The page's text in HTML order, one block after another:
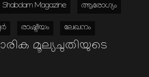
Shabdam Magazine ആരോഗ്യം
രാഷ്ടീയം ലേഖനം
മൂല്യചുതിയുടെ